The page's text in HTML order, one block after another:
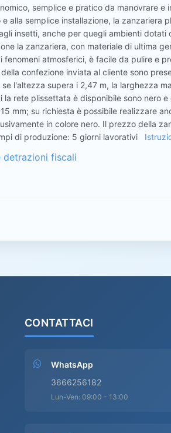
semplice e pratico da manovrare e
alla semplice installazione, la zanzariera
insetti, anche per quegli ambienti dotati
la zanzariera, con materiale di ultima
atmosferici, è facile da pulire e
confezione inviata al cliente sono
l'altezza supera i 2,47 m, la larghezza
rete plissettata è disponibile sono nero
mm; su richiesta è possibile realizzare
in colore nero. Il prezzo della
di produzione: 5 giorni lavorativi
detrazioni fiscali
CONTATTACI
WhatsApp
3666256182
Lun-Ven: 09:00 - 13:00